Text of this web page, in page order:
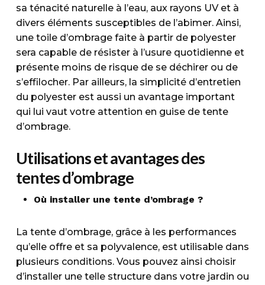
sa ténacité naturelle à l’eau, aux rayons UV et à
divers éléments susceptibles de l’abimer. Ainsi,
une toile d’ombrage faite à partir de polyester
sera capable de résister à l’usure quotidienne et
présente moins de risque de se déchirer ou de
s’effilocher. Par ailleurs, la simplicité d’entretien
du polyester est aussi un avantage important
qui lui vaut votre attention en guise de tente
d’ombrage.
Utilisations et avantages des
tentes d’ombrage
Où installer une tente d’ombrage ?
La tente d’ombrage, grâce à les performances
qu’elle offre et sa polyvalence, est utilisable dans
plusieurs conditions. Vous pouvez ainsi choisir
d’installer une telle structure dans votre jardin ou